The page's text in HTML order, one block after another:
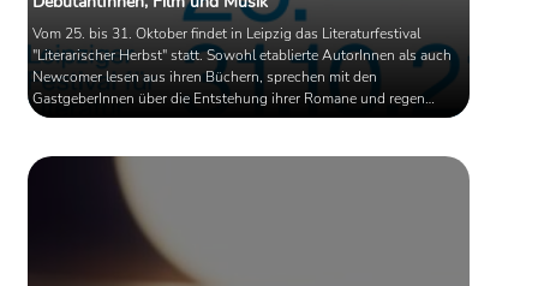
Vom 25. bis 31. Oktober findet in Leipzig das Literaturfestival
"Literarischer Herbst" statt. Sowohl etablierte AutorInnen als auch
Newcomer lesen aus ihren Büchern, sprechen mit den
GastgeberInnen über die Entstehung ihrer Romane und regen
Diskussionen an. Insgesamt 23 Veranstaltungen sind laut den